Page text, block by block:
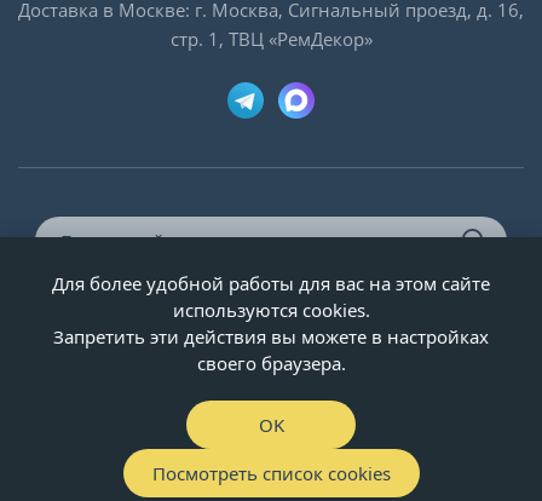
Доставка в Москве: г. Москва, Сигнальный проезд, д. 16,
стр. 1, ТВЦ «РемДекор»
© ООО «Двери-и-точка», ИНН 5020092947, 1995-2026 г.
Для более удобной работы для вас на этом сайте
используются cookies.
Запретить эти действия вы можете в настройках
своего браузера.
OK
Посмотреть список cookies